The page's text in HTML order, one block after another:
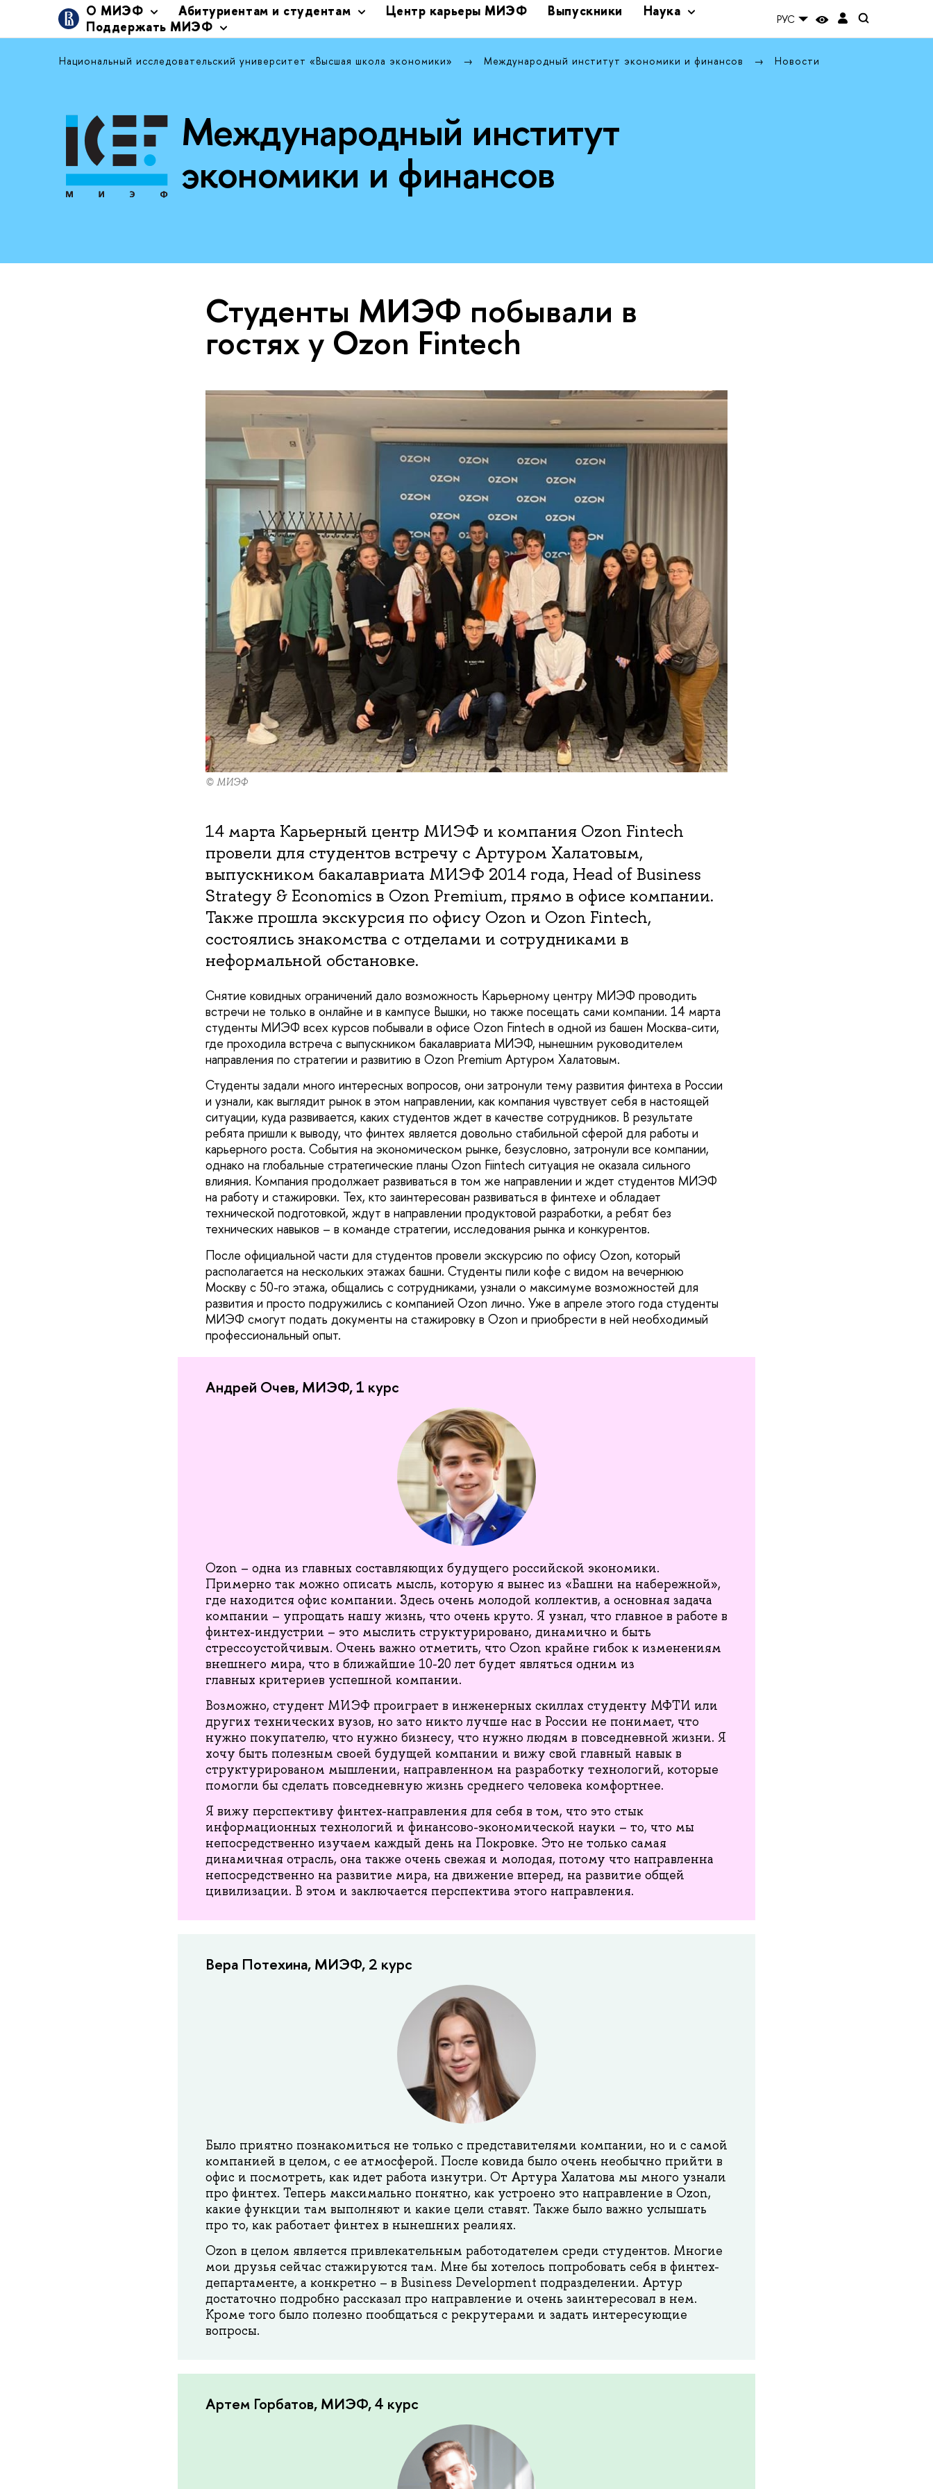
О МИЭФ Абитуриентам и студентам Центр карьеры МИЭФ Выпускники
Наука
Поддержать МИЭФ
РУС
Национальный исследовательский университет «Высшая школа экономики» Международный институт экономики и финансов Новости
Международный институт
экономики и финансов
Студенты МИЭФ побывали в
гостях у Ozon Fintech
© МИЭФ
14 марта Карьерный центр МИЭФ и компания Ozon Fintech
провели для студентов встречу с Артуром Халатовым,
выпускником бакалавриата МИЭФ 2014 года, Head of Business
Strategy & Economics в Ozon Premium, прямо в офисе компании.
Также прошла экскурсия по офису Ozon и Ozon Fintech,
состоялись знакомства с отделами и сотрудниками в
неформальной обстановке.
Снятие ковидных ограничений дало возможность Карьерному центру МИЭФ проводить
встречи не только в онлайне и в кампусе Вышки, но также посещать сами компании. 14 марта
студенты МИЭФ всех курсов побывали в офисе Ozon Fintech в одной из башен Москва-сити,
где проходила встреча с выпускником бакалавриата МИЭФ, нынешним руководителем
направления по стратегии и развитию в Ozon Premium Артуром Халатовым.
Студенты задали много интересных вопросов, они затронули тему развития финтеха в России
и узнали, как выглядит рынок в этом направлении, как компания чувствует себя в настоящей
ситуации, куда развивается, каких студентов ждет в качестве сотрудников. В результате
ребята пришли к выводу, что финтех является довольно стабильной сферой для работы и
карьерного роста. События на экономическом рынке, безусловно, затронули все компании,
однако на глобальные стратегические планы Ozon Fiintech ситуация не оказала сильного
влияния. Компания продолжает развиваться в том же направлении и ждет студентов МИЭФ
на работу и стажировки. Тех, кто заинтересован развиваться в финтехе и обладает
технической подготовкой, ждут в направлении продуктовой разработки, а ребят без
технических навыков – в команде стратегии, исследования рынка и конкурентов.
После официальной части для студентов провели экскурсию по офису Ozon, который
располагается на нескольких этажах башни. Студенты пили кофе с видом на вечернюю
Москву с 50-го этажа, общались с сотрудниками, узнали о максимуме возможностей для
развития и просто подружились с компанией Ozon лично. Уже в апреле этого года студенты
МИЭФ смогут подать документы на стажировку в Ozon и приобрести в ней необходимый
профессиональный опыт.
Андрей Очев, МИЭФ, 1 курс
Ozon – одна из главных составляющих будущего российской экономики.
Примерно так можно описать мысль, которую я вынес из «Башни на набережной»,
где находится офис компании. Здесь очень молодой коллектив, а основная задача
компании – упрощать нашу жизнь, что очень круто. Я узнал, что главное в работе в
финтех-индустрии – это мыслить структурировано, динамично и быть
стрессоустойчивым. Очень важно отметить, что Ozon крайне гибок к изменениям
внешнего мира, что в ближайшие 10-20 лет будет являться одним из
главных критериев успешной компании.
Возможно, студент МИЭФ проиграет в инженерных скиллах студенту МФТИ или
других технических вузов, но зато никто лучше нас в России не понимает, что
нужно покупателю, что нужно бизнесу, что нужно людям в повседневной жизни. Я
хочу быть полезным своей будущей компании и вижу свой главный навык в
структурированом мышлении, направленном на разработку технологий, которые
помогли бы сделать повседневную жизнь среднего человека комфортнее.
Я вижу перспективу финтех-направления для себя в том, что это стык
информационных технологий и финансово-экономической науки – то, что мы
непосредственно изучаем каждый день на Покровке. Это не только самая
динамичная отрасль, она также очень свежая и молодая, потому что направленна
непосредственно на развитие мира, на движение вперед, на развитие общей
цивилизации. В этом и заключается перспектива этого направления.
Вера Потехина, МИЭФ, 2 курс
Было приятно познакомиться не только с представителями компании, но и с самой
компанией в целом, с ее атмосферой. После ковида было очень необычно прийти в
офис и посмотреть, как идет работа изнутри. От Артура Халатова мы много узнали
про финтех. Теперь максимально понятно, как устроено это направление в Ozon,
какие функции там выполняют и какие цели ставят. Также было важно услышать
про то, как работает финтех в нынешних реалиях.
Ozon в целом является привлекательным работодателем среди студентов. Многие
мои друзья сейчас стажируются там. Мне бы хотелось попробовать себя в финтех-
департаменте, а конкретно – в Business Development подразделении. Артур
достаточно подробно рассказал про направление и очень заинтересовал в нем.
Кроме того было полезно пообщаться с рекрутерами и задать интересующие
вопросы.
Артем Горбатов, МИЭФ, 4 курс